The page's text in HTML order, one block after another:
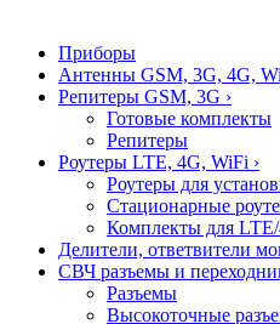
Приборы
Антенны GSM, 3G, 4G,
Репитеры GSM, 3G ›
Готовые комплекты
Репитеры
Роутеры LTE, 4G, WiFi ›
Роутеры для
Стационарные
Комплекты для LTE/
Делители, ответвители
СВЧ разъемы и
Разъемы
Высокоточные